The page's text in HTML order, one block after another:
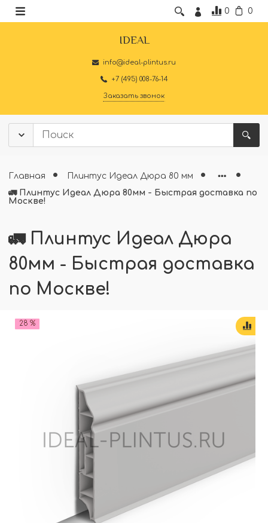
0 0
IDEAL
info@ideal-plintus.ru
+7 (495) 008-76-14
Заказать звонок
Главная
Плинтус Идеал Дюра 80 мм
🚛 Плинтус Идеал Дюра 80мм - Быстрая доставка по
Москве!
🚛 Плинтус Идеал Дюра
80мм - Быстрая доставка
по Москве!
28 %